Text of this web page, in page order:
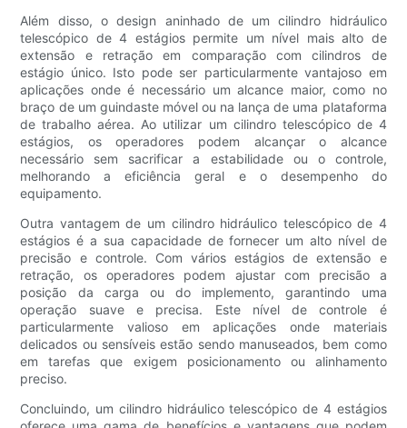
Além disso, o design aninhado de um cilindro hidráulico
telescópico de 4 estágios permite um nível mais alto de
extensão e retração em comparação com cilindros de
estágio único. Isto pode ser particularmente vantajoso em
aplicações onde é necessário um alcance maior, como no
braço de um guindaste móvel ou na lança de uma plataforma
de trabalho aérea. Ao utilizar um cilindro telescópico de 4
estágios, os operadores podem alcançar o alcance
necessário sem sacrificar a estabilidade ou o controle,
melhorando a eficiência geral e o desempenho do
equipamento.
Outra vantagem de um cilindro hidráulico telescópico de 4
estágios é a sua capacidade de fornecer um alto nível de
precisão e controle. Com vários estágios de extensão e
retração, os operadores podem ajustar com precisão a
posição da carga ou do implemento, garantindo uma
operação suave e precisa. Este nível de controle é
particularmente valioso em aplicações onde materiais
delicados ou sensíveis estão sendo manuseados, bem como
em tarefas que exigem posicionamento ou alinhamento
preciso.
Concluindo, um cilindro hidráulico telescópico de 4 estágios